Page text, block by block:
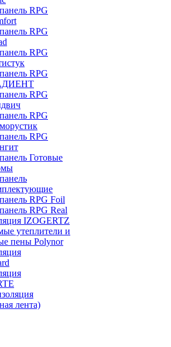
RPG
RPG
RPG
RPG
RPG
RPG
RPG
Готовые
RPG Foil
RPG Real
IZOGERTZ
утеплители и
пены Polynor
лента)